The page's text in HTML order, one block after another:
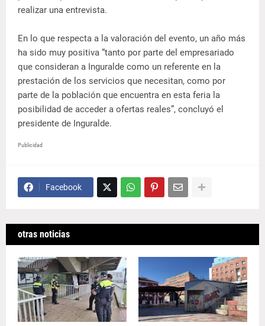
realizar una entrevista.
En lo que respecta a la valoración del evento, un año más
ha sido muy positiva “tanto por parte del empresariado
que consideran a Inguralde como un referente en la
prestación de los servicios que necesitan, como por
parte de la población que encuentra en esta feria la
posibilidad de acceder a ofertas reales”, concluyó el
presidente de Inguralde.
Publicidad
Facebook
otras noticias